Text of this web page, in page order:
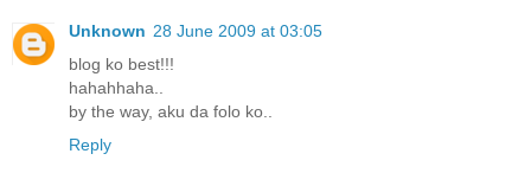
Unknown 28 June 2009 at 03:05
blog ko best!!!
hahahhaha..
by the way, aku da folo ko..
Reply